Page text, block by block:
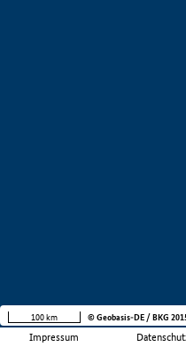
Impressum
100 km © Geobasis-DE / BKG